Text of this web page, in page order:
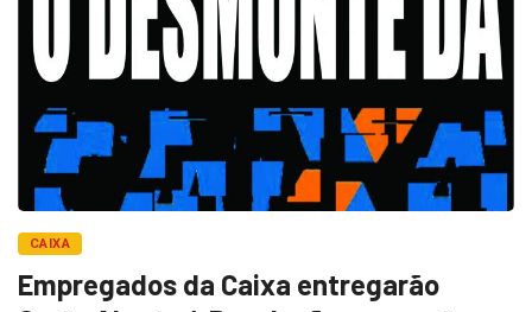
CAIXA
Empregados da Caixa entregarão